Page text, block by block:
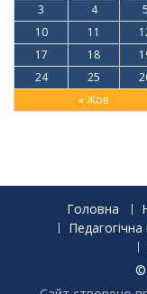
« Жов
3
4 5
10
11
17
18
24
25
Головна
©